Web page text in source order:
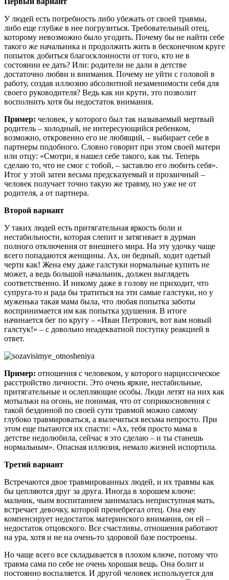
У людей есть потребность либо убежать от своей травмы,
либо еще глубже в нее погрузиться. Требовательный отец,
которому невозможно было угодить. Почему бы не найти себе
такого же начальника и продолжить жить в бесконечном круге
попыток добиться благосклонности от того, кто не в
состоянии ее дать? Или: родители не дали в детстве
достаточно любви и внимания. Почему не уйти с головой в
работу, создав иллюзию абсолютной незаменимости себя для
своего руководителя? Ведь как ни крути, это позволит
восполнить хотя бы недостаток внимания.
Пример: человек, у которого был так называемый мертвый
родитель – холодный, не интересующийся ребенком,
возможно, откровенно его не любящий, – выбирает себе в
партнеры подобного. Словно говорит при этом своей матери
или отцу: «Смотри, я нашел себе такого, как ты. Теперь
сделаю то, что не смог с тобой, – заставлю его любить себя».
Итог у этой затеи весьма предсказуемый и прозаичный –
человек получает точно такую же травму, но уже не от
родителя, а от партнера.
Второй вариант
У таких людей есть притягательная яркость боли и
нестабильности, которая слепит и затягивает в дурман
полного отключения от внешнего мира. На эту удочку чаще
всего попадаются женщины. Ах, он бедный, ходит одетый
черти как! Жена ему даже галстуки нормальные купить не
может, а ведь большой начальник, должен выглядеть
соответственно. И никому даже в голову не приходит, что
супруга-то и рада бы тратиться на эти самые галстуки, но у
муженька такая мама была, что любая попытка заботы
воспринимается им как попытка удушения. В итоге
начинается бег по кругу – «Иван Петрович, вот вам новый
галстук!» – с довольно неадекватной поступку реакцией в
ответ.
Пример: отношения с человеком, у которого нарциссическое
расстройство личности. Это очень яркие, нестабильные,
притягательные и ослепляющие особы. Люди летят на них как
мотыльки на огонь, не понимая, что от соприкосновения с
такой бездонной по своей сути травмой можно самому
глубоко травмироваться, а вылечиться весьма непросто. При
этом еще пытаются их спасти: «Ах, тебя просто мама в
детстве недолюбила, сейчас я это сделаю – и ты станешь
нормальным». Опасная иллюзия, немало жизней испортила.
Третий вариант
Встречаются двое травмированных людей, и их травмы как
бы цепляются друг за друга. Иногда в хорошем ключе:
мальчик, чьим воспитанием занималась неприступная мать,
встречает девочку, которой пренебрегал отец. Она ему
компенсирует недостаток материнского внимания, он ей –
недостаток отцовского. Все счастливы, отношения работают
на ура, хотя и не на очень-то здоровой базе построены.
Но чаще всего все складывается в плохом ключе, потому что
травма сама по себе не очень хорошая вещь. Она болит и
постоянно воспаляется. И другой человек используется для